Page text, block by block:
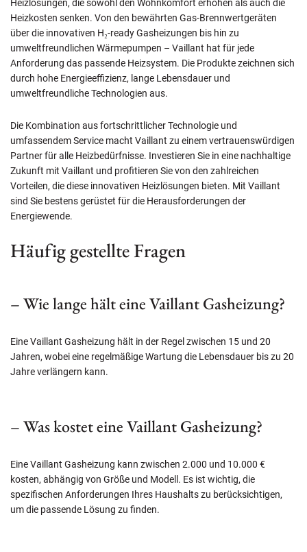
Heizlösungen, die sowohl den Wohnkomfort erhöhen als auch die
Heizkosten senken. Von den bewährten Gas-Brennwertgeräten
über die innovativen H₂-ready Gasheizungen bis hin zu
umweltfreundlichen Wärmepumpen – Vaillant hat für jede
Anforderung das passende Heizsystem. Die Produkte zeichnen sich
durch hohe Energieeffizienz, lange Lebensdauer und
umweltfreundliche Technologien aus.
Die Kombination aus fortschrittlicher Technologie und
umfassendem Service macht Vaillant zu einem vertrauenswürdigen
Partner für alle Heizbedürfnisse. Investieren Sie in eine nachhaltige
Zukunft mit Vaillant und profitieren Sie von den zahlreichen
Vorteilen, die diese innovativen Heizlösungen bieten. Mit Vaillant
sind Sie bestens gerüstet für die Herausforderungen der
Energiewende.
Häufig gestellte Fragen
– Wie lange hält eine Vaillant Gasheizung?
Eine Vaillant Gasheizung hält in der Regel zwischen 15 und 20
Jahren, wobei eine regelmäßige Wartung die Lebensdauer bis zu 20
Jahre verlängern kann.
– Was kostet eine Vaillant Gasheizung?
Eine Vaillant Gasheizung kann zwischen 2.000 und 10.000 €
kosten, abhängig von Größe und Modell. Es ist wichtig, die
spezifischen Anforderungen Ihres Haushalts zu berücksichtigen,
um die passende Lösung zu finden.